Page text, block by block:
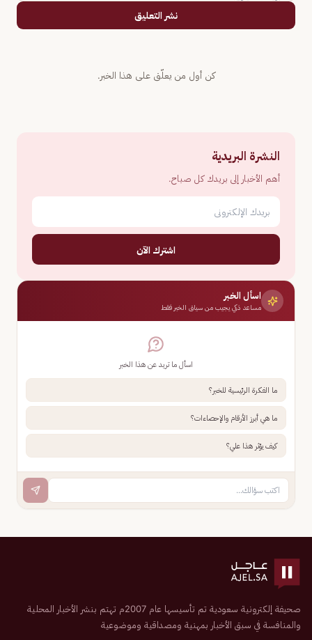
نشر التعليق
كن أول من يعلّق على هذا الخبر.
النشرة البريدية
أهم الأخبار إلى بريدك كل صباح.
اشترك الآن
اسأل الخبر
مساعد ذكي يجيب من سياق الخبر فقط
اسأل ما تريد عن هذا الخبر
ما الفكرة الرئيسية للخبر؟
ما هي أبرز الأرقام والإحصاءات؟
كيف يؤثر هذا علي؟
صحيفة إلكترونية سعودية تم تأسيسها عام 2007م تهتم بنشر الأخبار المحلية
والمنافسة في سبق الأخبار بمهنية ومصداقية وموضوعية